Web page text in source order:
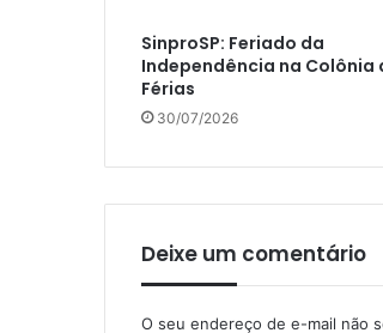
SinproSP: Feriado da
Independência na Colônia
Férias
30/07/2026
Deixe um comentário
O seu endereço de e-mail não